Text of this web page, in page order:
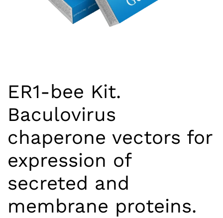
ER1-bee Kit.
Baculovirus
chaperone vectors for
expression of
secreted and
membrane proteins.